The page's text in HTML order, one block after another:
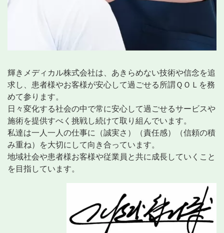
輝きメディカル株式会社は、あきらめない技術や信念を追
求し、患者様やお客様が安心して過ごせる所謂ＱＯＬを務
めて参ります。
日々変化する社会の中で常に安心して過ごせるサービスや
施術を提供すべく挑戦し続けて取り組んでいます。
私達は一人一人の仕事に（誠実さ）（責任感）（信頼の積
み重ね）を大切にして向き合っています。
地域社会や患者様お客様や従業員と共に成長していくこと
を目指しています。